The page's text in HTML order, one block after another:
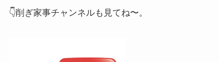
👇削ぎ家事チャンネルも見てね〜。